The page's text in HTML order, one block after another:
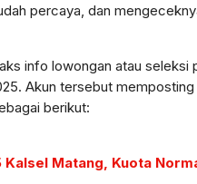
percaya, dan
info lowongan atau seleksi
Akun tersebut
berikut:
Matang, Kuota